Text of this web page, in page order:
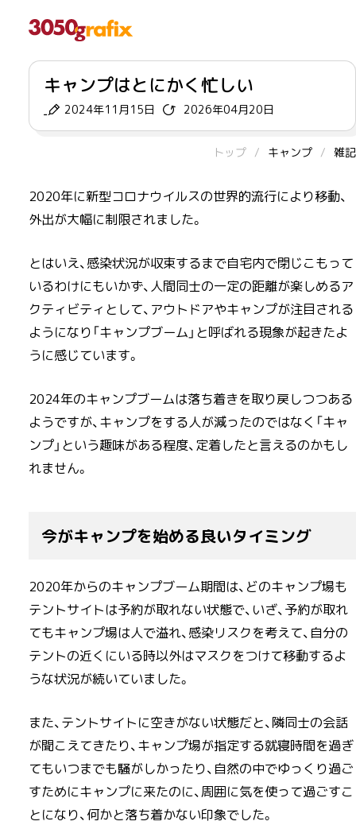
キャンプはとにかく忙しい
2024年11月15日 2026年04月20日
トップ キャンプ 雑記
2020年に新型コロナウイルスの世界的流行により移動、
外出が大幅に制限されました。
とはいえ、感染状況が収束するまで自宅内で閉じこもって
いるわけにもいかず、人間同士の一定の距離が楽しめるア
クティビティとして、アウトドアやキャンプが注目される
ようになり「キャンプブーム」と呼ばれる現象が起きたよ
うに感じています。
2024年のキャンプブームは落ち着きを取り戻しつつある
ようですが、キャンプをする人が減ったのではなく「キャ
ンプ」という趣味がある程度、定着したと言えるのかもし
れません。
今がキャンプを始める良いタイミング
2020年からのキャンプブーム期間は、どのキャンプ場も
テントサイトは予約が取れない状態で、いざ、予約が取れ
てもキャンプ場は人で溢れ、感染リスクを考えて、自分の
テントの近くにいる時以外はマスクをつけて移動するよ
うな状況が続いていました。
また、テントサイトに空きがない状態だと、隣同士の会話
が聞こえてきたり、キャンプ場が指定する就寝時間を過ぎ
てもいつまでも騒がしかったり、自然の中でゆっくり過ご
すためにキャンプに来たのに、周囲に気を使って過ごすこ
とになり、何かと落ち着かない印象でした。